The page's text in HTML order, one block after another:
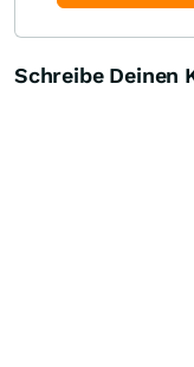
Schreibe Deinen